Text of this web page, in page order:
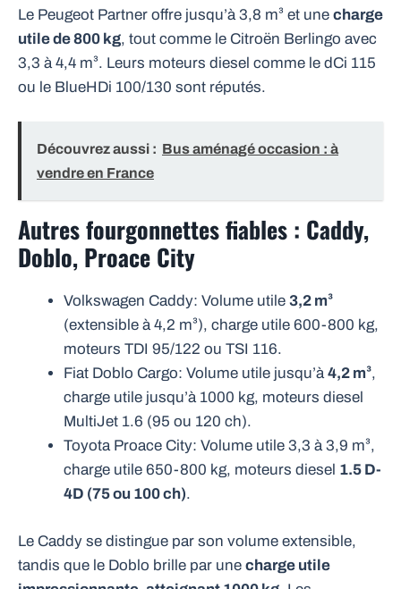
Le Peugeot Partner offre jusqu’à 3,8 m³ et une charge
utile de 800 kg, tout comme le Citroën Berlingo avec
3,3 à 4,4 m³. Leurs moteurs diesel comme le dCi 115
ou le BlueHDi 100/130 sont réputés.
Découvrez aussi : Bus aménagé occasion : à
vendre en France
Autres fourgonnettes fiables : Caddy,
Doblo, Proace City
Volkswagen Caddy: Volume utile 3,2 m³
(extensible à 4,2 m³), charge utile 600-800 kg,
moteurs TDI 95/122 ou TSI 116.
Fiat Doblo Cargo: Volume utile jusqu’à4,2 m³,
charge utile jusqu’à 1000 kg, moteurs diesel
MultiJet 1.6 (95 ou 120 ch).
Toyota Proace City: Volume utile 3,3 à 3,9 m³,
charge utile 650-800 kg, moteurs diesel 1.5 D-
4D (75 ou 100 ch).
Le Caddy se distingue par son volume extensible,
tandis que le Doblo brille par une charge utile